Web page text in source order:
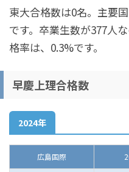
東大合格数は0名。主要
です。卒業生数が377人
格率は、0.3%です。
早慶上理合格数
2024年
広島国際